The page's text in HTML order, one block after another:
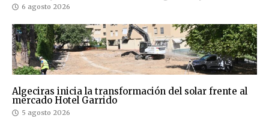
6 agosto 2026
Algeciras inicia la transformación del solar frente al
mercado Hotel Garrido
5 agosto 2026